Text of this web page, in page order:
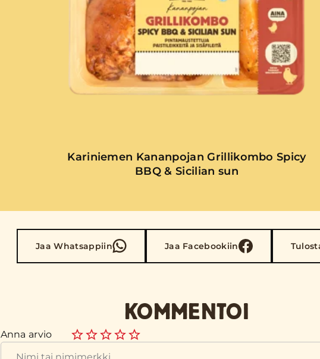
Kariniemen Kananpojan Grillikombo Spicy
BBQ & Sicilian sun
Jaa Whatsappiin Jaa Facebookiin
KOMMENTOI
Anna arvio